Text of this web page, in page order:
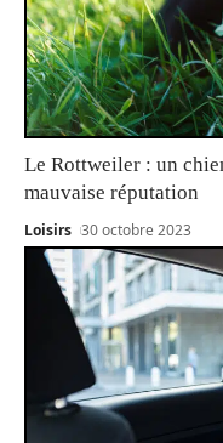
Le Rottweiler : un
mauvaise réputation
Loisirs 30 octobre 2023